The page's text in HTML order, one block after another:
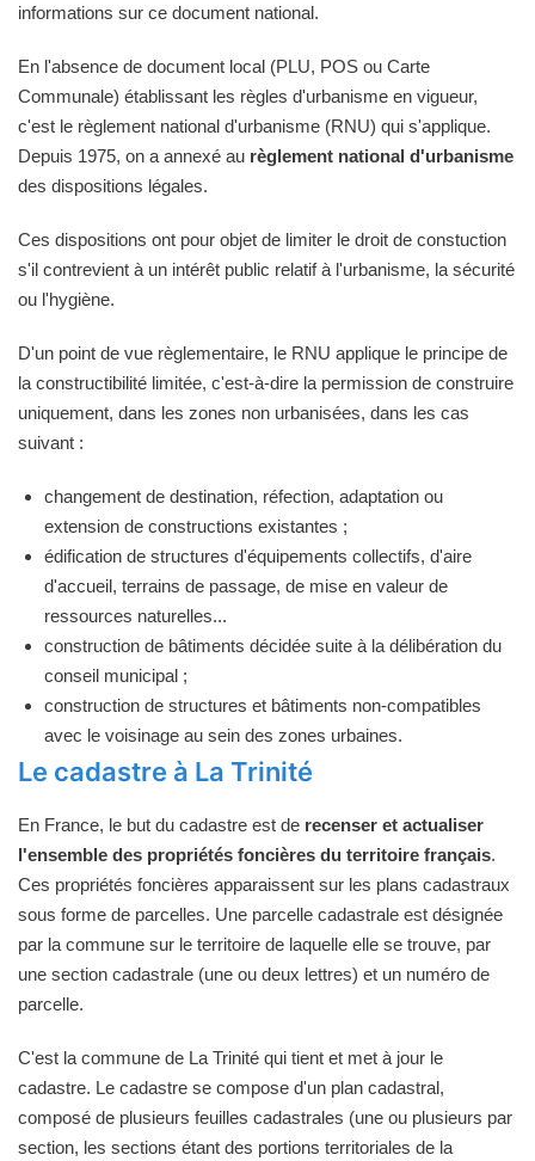
informations sur ce document national.
En l'absence de document local (PLU, POS ou Carte
Communale) établissant les règles d'urbanisme en vigueur,
c'est le règlement national d'urbanisme (RNU) qui s'applique.
Depuis 1975, on a annexé au règlement national d'urbanisme
des dispositions légales.
Ces dispositions ont pour objet de limiter le droit de constuction
s'il contrevient à un intérêt public relatif à l'urbanisme, la sécurité
ou l'hygiène.
D'un point de vue règlementaire, le RNU applique le principe de
la constructibilité limitée, c'est-à-dire la permission de construire
uniquement, dans les zones non urbanisées, dans les cas
suivant :
changement de destination, réfection, adaptation ou
extension de constructions existantes ;
édification de structures d'équipements collectifs, d'aire
d'accueil, terrains de passage, de mise en valeur de
ressources naturelles...
construction de bâtiments décidée suite à la délibération du
conseil municipal ;
construction de structures et bâtiments non-compatibles
avec le voisinage au sein des zones urbaines.
Le cadastre à La Trinité
En France, le but du cadastre est de recenser et actualiser
l'ensemble des propriétés foncières du territoire français.
Ces propriétés foncières apparaissent sur les plans cadastraux
sous forme de parcelles. Une parcelle cadastrale est désignée
par la commune sur le territoire de laquelle elle se trouve, par
une section cadastrale (une ou deux lettres) et un numéro de
parcelle.
C'est la commune de La Trinité qui tient et met à jour le
cadastre. Le cadastre se compose d'un plan cadastral,
composé de plusieurs feuilles cadastrales (une ou plusieurs par
section, les sections étant des portions territoriales de la